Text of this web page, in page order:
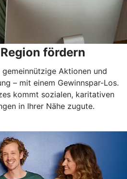
fördern
Aktionen und
– mit einem Gewinnspar-Los.
kommt sozialen, karitativen
in Ihrer Nähe zugute.